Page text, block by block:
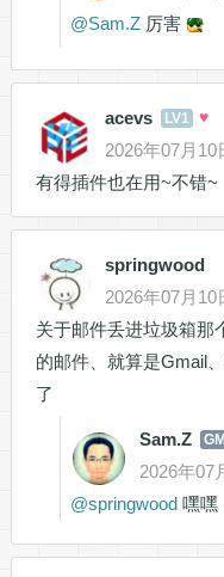
@Sam.Z厉害
acevs LV1 ♥
2026年07月10
有得插件也在用~不错~
springwood
2026年07月10
关于邮件丢进垃圾箱那
的邮件、就算是Gmail
了
Sam.Z
2026年07
@springwood嘿嘿